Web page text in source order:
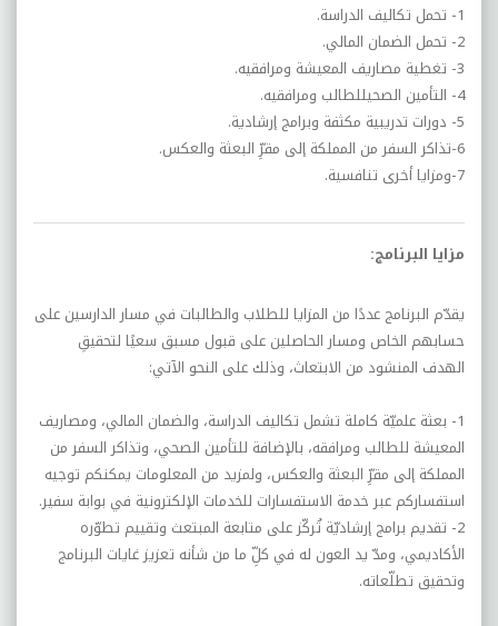
1- تحمل تكاليف الدراسة.
2- تحمل الضمان المالي.
3- تغطية مصاريف المعيشة ومرافقيه.
4- التأمين الصحيللطالب ومرافقيه.
5- دورات تدريبية مكثفة وبرامج إرشادية.
6-تذاكر السفر من المملكة إلى مقرِّ البعثة والعكس.
7-ومزايا أخرى تنافسية.
مزايا البرنامج:
يقدّم البرنامج عددًا من المزايا للطلاب والطالبات في مسار الدارسين على
حسابهم الخاص ومسار الحاصلين على قبول مسبق سعيًا لتحقيقِ
الهدف المنشود من الابتعاث، وذلك على النحو الآتي:
1- بعثة علميّة كاملة تشمل تكاليف الدراسة، والضمان المالي، ومصاريف
المعيشة للطالب ومرافقه، بالإضافة للتأمين الصحي، وتذاكر السفر من
المملكة إلى مقرِّ البعثة والعكس، ولمزيد من المعلومات يمكنكم توجيه
استفساركم عبر خدمة الاستفسارات للخدمات الإلكترونية في بوابة سفير.
2- تقديم برامج إرشاديّة تُركّز على متابعة المبتعث وتقييم تطوّره
الأكاديمي، ومدّ يد العون له في كلِّ ما من شأنه تعزيز غايات البرنامج
وتحقيق تطلّعاته.